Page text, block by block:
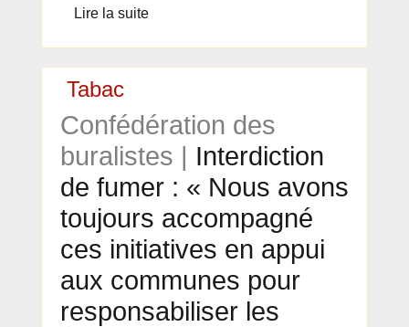
Lire la suite
Tabac
Confédération des
buralistes | Interdiction
de fumer : « Nous avons
toujours accompagné
ces initiatives en appui
aux communes pour
responsabiliser les